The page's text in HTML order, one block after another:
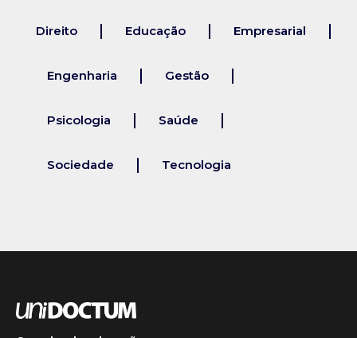
Direito Educação Empresarial
Engenharia Gestão
Psicologia Saúde
Sociedade Tecnologia